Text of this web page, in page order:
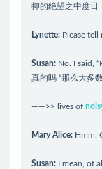
抑的绝望之中度日
Lynette: Please
Susan: No. I said,
真的吗 “那么大多
——>> lives of
Mary Alice: Hmm.
Susan: I mean, of